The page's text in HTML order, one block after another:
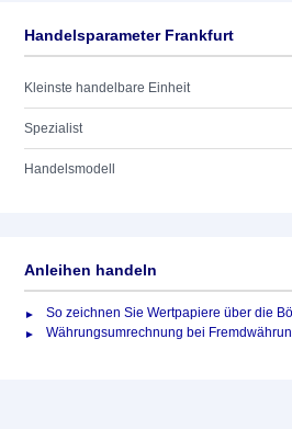
Handelsparameter Frankfurt
Kleinste handelbare Einheit
Spezialist
Handelsmodell
Anleihen handeln
So zeichnen Sie Wertpapiere über die
Währungsumrechnung bei